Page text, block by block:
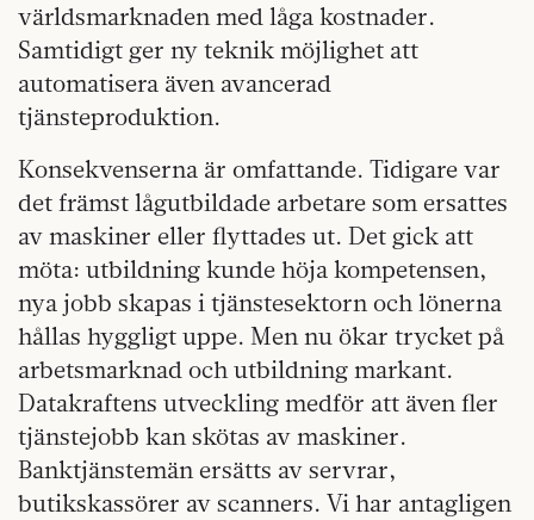
världsmarknaden med låga kostnader.
Samtidigt ger ny teknik möjlighet att
automatisera även avancerad
tjänsteproduktion.
Konsekvenserna är omfattande. Tidigare var
det främst lågutbildade arbetare som ersattes
av maskiner eller flyttades ut. Det gick att
möta: utbildning kunde höja kompetensen,
nya jobb skapas i tjänstesektorn och lönerna
hållas hyggligt uppe. Men nu ökar trycket på
arbetsmarknad och utbildning markant.
Datakraftens utveckling medför att även fler
tjänstejobb kan skötas av maskiner.
Banktjänste­män ersätts av servrar,
butikskassörer av scanners. Vi har antagligen